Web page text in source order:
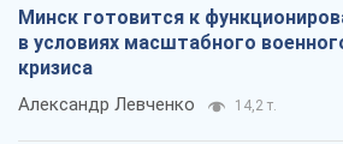
Минск готовится к
в условиях масштабного
кризиса
Александр Левченко 14,2 т.